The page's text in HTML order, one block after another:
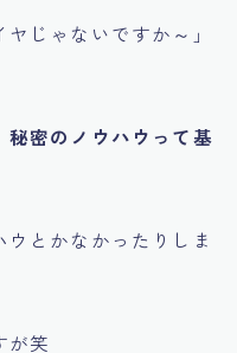
じゃないですか～」
秘密のノウハウって基
とかなかったりしま
が笑